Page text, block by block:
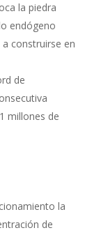
la piedra
endógeno
a construirse en
de
millones de
la
de